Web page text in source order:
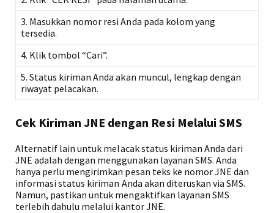
3. Masukkan nomor resi Anda pada kolom yang
tersedia.
4. Klik tombol “Cari”.
5. Status kiriman Anda akan muncul, lengkap dengan
riwayat pelacakan.
Cek Kiriman JNE dengan Resi Melalui SMS
Alternatif lain untuk melacak status kiriman Anda dari
JNE adalah dengan menggunakan layanan SMS. Anda
hanya perlu mengirimkan pesan teks ke nomor JNE dan
informasi status kiriman Anda akan diteruskan via SMS.
Namun, pastikan untuk mengaktifkan layanan SMS
terlebih dahulu melalui kantor JNE.